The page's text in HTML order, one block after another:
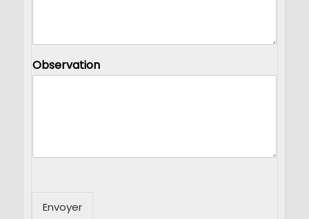
Observation
Envoyer